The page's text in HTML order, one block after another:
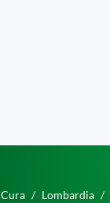
Lombardia